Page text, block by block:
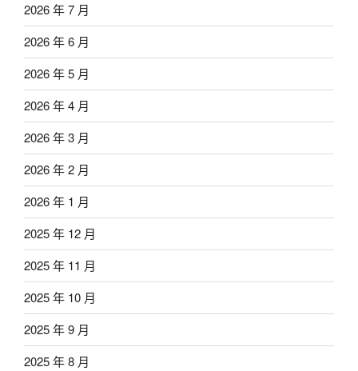
2026 年 7 月
2026 年 6 月
2026 年 5 月
2026 年 4 月
2026 年 3 月
2026 年 2 月
2026 年 1 月
2025 年 12 月
2025 年 11 月
2025 年 10 月
2025 年 9 月
2025 年 8 月